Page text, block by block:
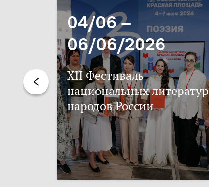
04/06 –
06/06/2026
XII Фестиваль
национальных литератур
народов России